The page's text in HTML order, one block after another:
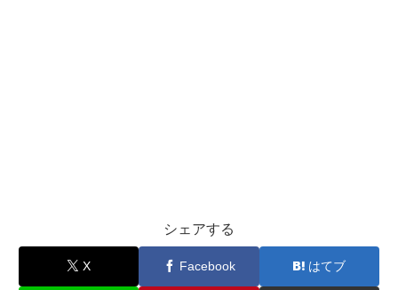
シェアする
X Facebook はてブ